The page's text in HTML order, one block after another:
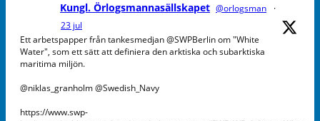
Kungl. Örlogsmannasällskapet @orlogsman
·
23 jul
Ett arbetspapper från tankesmedjan @SWPBerlin om "White
Water", som ett sätt att definiera den arktiska och subarktiska
maritima miljön.
@niklas_granholm @Swedish_Navy
https://www.swp-